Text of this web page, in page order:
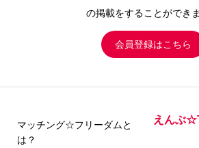
の掲載をすることができま
会員登録はこちら
マッチング☆フリーダムと
は？
えんぶ